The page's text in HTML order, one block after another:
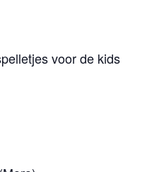
voor de kids